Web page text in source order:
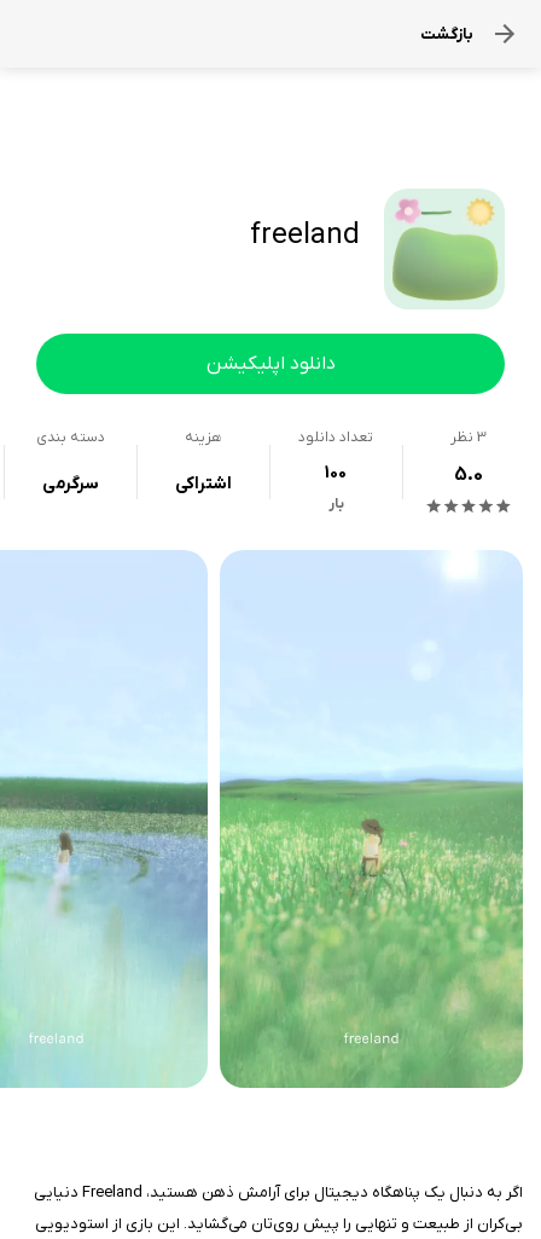
بازگشت
freeland
دانلود اپلیکیشن
3 نظر
5.0
تعداد دانلود
100
بار
هزینه
اشتراکی
دسته بندی
سرگرمی
اگر به دنبال یک پناهگاه دیجیتال برای آرامش ذهن هستید، Freeland دنیایی
بی‌کران از طبیعت و تنهایی را پیش روی‌تان می‌گشاید. این بازی از استودیویی